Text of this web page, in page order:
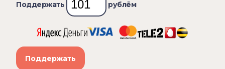
Поддержать рублём